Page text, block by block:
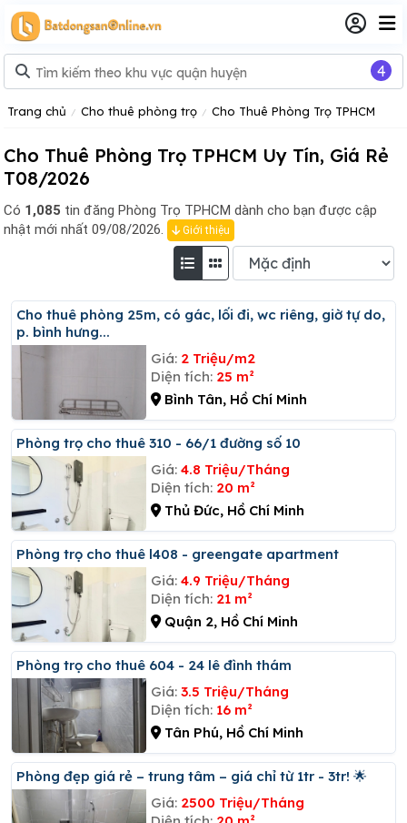
Trang chủ Cho thuê phòng trọ Cho Thuê Phòng Trọ TPHCM
Cho Thuê Phòng Trọ TPHCM Uy Tín, Giá Rẻ
T08/2026
Có 1,085 tin đăng Phòng Trọ TPHCM dành cho bạn được cập
nhật mới nhất 09/08/2026.
Giới thiệu
Cho thuê phòng 25m, có gác, lối đi, wc riêng, giờ tự do,
p. bình hưng...
Giá: 2 Triệu/m2
Diện tích: 25 m²
Bình Tân, Hồ Chí Minh
Phòng trọ cho thuê 310 - 66/1 đường số 10
Giá: 4.8 Triệu/Tháng
Diện tích: 20 m²
Thủ Đức, Hồ Chí Minh
Phòng trọ cho thuê l408 - greengate apartment
Giá: 4.9 Triệu/Tháng
Diện tích: 21 m²
Quận 2, Hồ Chí Minh
Phòng trọ cho thuê 604 - 24 lê đình thám
Giá: 3.5 Triệu/Tháng
Diện tích: 16 m²
Tân Phú, Hồ Chí Minh
Phòng đẹp giá rẻ – trung tâm – giá chỉ từ 1tr - 3tr! 🌟
Giá: 2500 Triệu/Tháng
4